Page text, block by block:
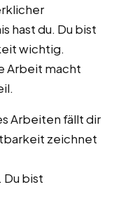
hast du. Du bist
wichtig.
Arbeit macht
Arbeiten fällt dir
zeichnet
Du bist